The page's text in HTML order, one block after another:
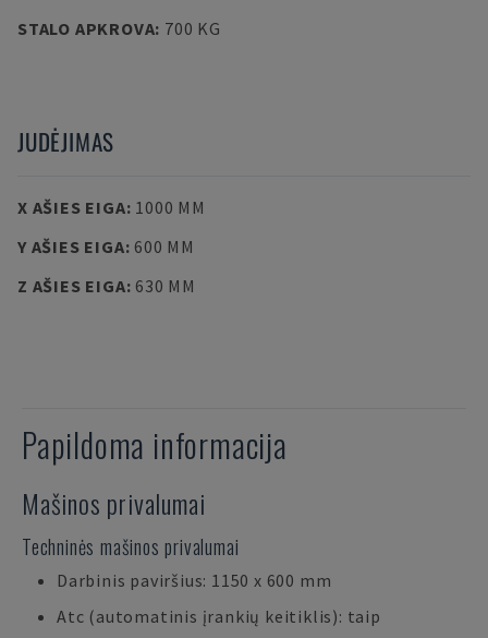
STALO APKROVA: 700 KG
JUDĖJIMAS
X AŠIES EIGA: 1000 MM
Y AŠIES EIGA: 600 MM
Z AŠIES EIGA: 630 MM
Papildoma informacija
Mašinos privalumai
Techninės mašinos privalumai
Darbinis paviršius: 1150 x 600 mm
Atc (automatinis įrankių keitiklis): taip